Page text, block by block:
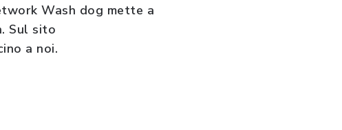
Wash dog mette a
Sul sito
a noi.